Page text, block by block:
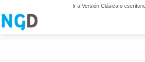
Ir a Versión Clásica o